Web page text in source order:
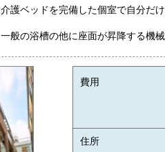
介護ベッドを完備した個室で自分だ
一般の浴槽の他に座面が昇降する機
費用
住所